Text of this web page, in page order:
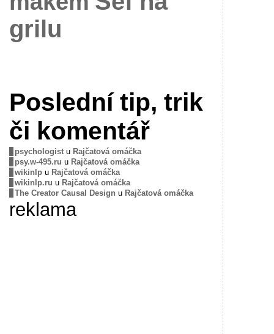
grilu
Poslední tip, trik
či komentář
psychologistu Rajčatová omáčka
psy.w-495.ru u Rajčatová omáčka
wikinlpu Rajčatová omáčka
wikinlp.ru u Rajčatová omáčka
The Creator Causal Design u Rajčatová omáčka
reklama